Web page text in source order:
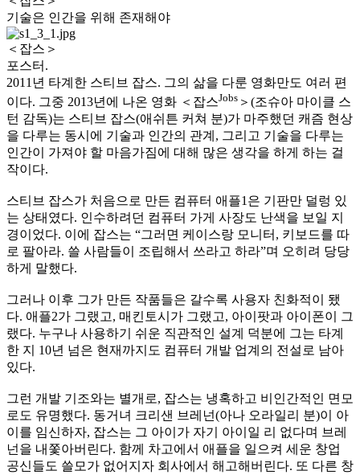
기술은 인간을 위해 존재해야
＜잡스＞
포스터.
2011년 타계한 스티브 잡스. 그의 삶을 다룬 영화만도 여러 편
이다. 그중 2013년에 나온 영화 ＜잡스Jobs ＞(조슈아 마이클 스
턴 감독)는 스티브 잡스(애쉬튼 커쳐 분)가 마주했던 캐즘 현상
을 다루는 동시에 기술과 인간의 관계, 그리고 기술을 다루는
인간이 가져야 할 마음가짐에 대해 많은 생각을 하게 하는 걸
작이다.
스티브 잡스가 처음으로 만든 컴퓨터 애플1은 기판만 덜렁 있
는 상태였다. 인수하려던 컴퓨터 가게 사장도 난색을 보일 지
경이었다. 이에 잡스는 “그러면 케이스랑 모니터, 키보드를 따
로 팔아라. 쓸 사람들이 조립해서 쓰라고 하라”며 오히려 당당
하게 말했다.
그러나 이후 그가 만든 작품들은 갈수록 사용자 친화적이 됐
다. 애플2가 그랬고, 매킨토시가 그랬고, 아이팟과 아이폰이 그
랬다. 누구나 사용하기 쉬운 직관적인 설계 덕분에 그는 타계
한 지 10년 넘은 현재까지도 컴퓨터 개발 업계의 전설로 남아
있다.
그런 개발 기조와는 별개로, 잡스는 냉혹하고 비인간적인 면모
로도 유명했다. 동거녀 크리샌 브레넌(아나 오라일리 분)이 아
이를 임신하자, 잡스는 그 아이가 자기 아이일 리 없다며 브레
넌을 내쫓아버린다. 함께 차고에서 애플을 일으켜 세운 창업
공신들도 쓸모가 없어지자 회사에서 해고해버린다. 또 다른 창